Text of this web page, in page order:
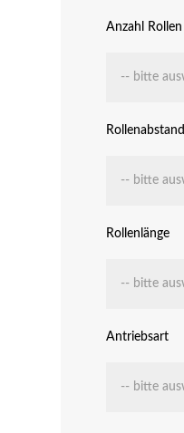
Anzahl Rollen
Rollenabstand
Rollenlänge
Antriebsart